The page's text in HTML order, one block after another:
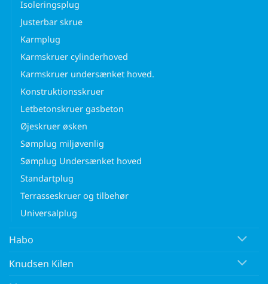
Isoleringsplug
Justerbar skrue
Karmplug
Karmskruer cylinderhoved
Karmskruer undersænket hoved.
Konstruktionsskruer
Letbetonskruer gasbeton
Øjeskruer øsken
Sømplug miljøvenlig
Sømplug Undersænket hoved
Standartplug
Terrasseskruer og tilbehør
Universalplug
Habo
Knudsen Kilen